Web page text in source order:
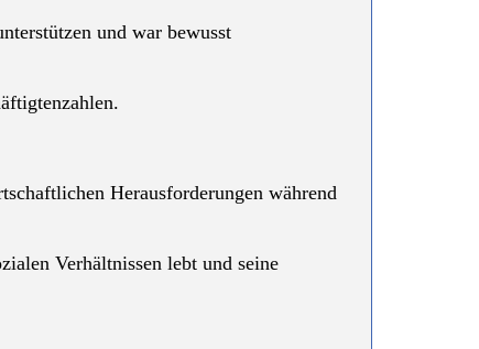
und war bewusst
Herausforderungen während
Verhältnissen lebt und seine